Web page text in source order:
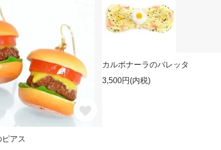
アス
カルボナーラのバレッタ
3,500円(内税)